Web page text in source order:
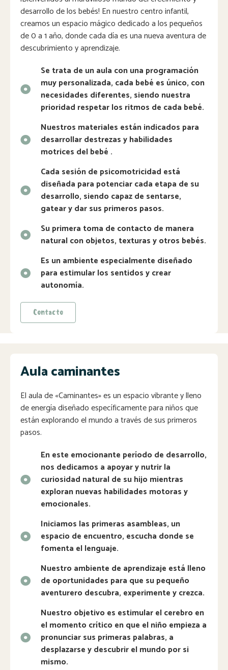
desarrollo de los bebés! En nuestro centro infantil,
creamos un espacio mágico dedicado a los pequeños
de 0 a 1 año, donde cada día es una nueva aventura de
descubrimiento y aprendizaje.
Se trata de un aula con una programación
muy personalizada, cada bebé es único, con
necesidades diferentes, siendo nuestra
prioridad respetar los ritmos de cada bebé.
Nuestros materiales están indicados para
desarrollar destrezas y habilidades
motrices del bebé .
Cada sesión de psicomotricidad está
diseñada para potenciar cada etapa de su
desarrollo, siendo capaz de sentarse,
gatear y dar sus primeros pasos.
Su primera toma de contacto de manera
natural con objetos, texturas y otros bebés.
Es un ambiente especialmente diseñado
para estimular los sentidos y crear
autonomía.
Contacto
Aula caminantes
El aula de «Caminantes» es un espacio vibrante y lleno
de energía diseñado específicamente para niños que
están explorando el mundo a través de sus primeros
pasos.
En este emocionante período de desarrollo,
nos dedicamos a apoyar y nutrir la
curiosidad natural de su hijo mientras
exploran nuevas habilidades motoras y
emocionales.
Iniciamos las primeras asambleas, un
espacio de encuentro, escucha donde se
fomenta el lenguaje.
Nuestro ambiente de aprendizaje está lleno
de oportunidades para que su pequeño
aventurero descubra, experimente y crezca.
Nuestro objetivo es estimular el cerebro en
el momento crítico en que el niño empieza a
pronunciar sus primeras palabras, a
desplazarse y descubrir el mundo por si
mismo.